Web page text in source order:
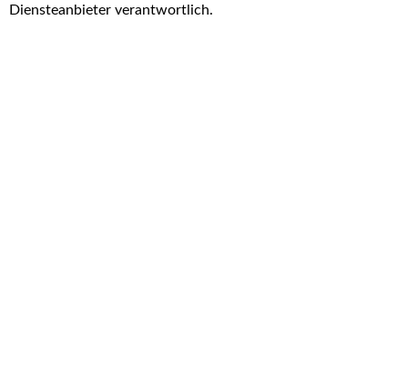
Diensteanbieter verantwortlich.